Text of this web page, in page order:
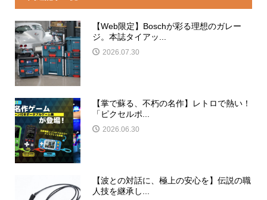
【Web限定】Boschが彩る理想のガレー
ジ。本誌タイアッ...
2026.07.30
【掌で蘇る、不朽の名作】レトロで熱い！
「ピクセルポ...
2026.06.30
【波との対話に、極上の安心を】伝説の職
人技を継承し...